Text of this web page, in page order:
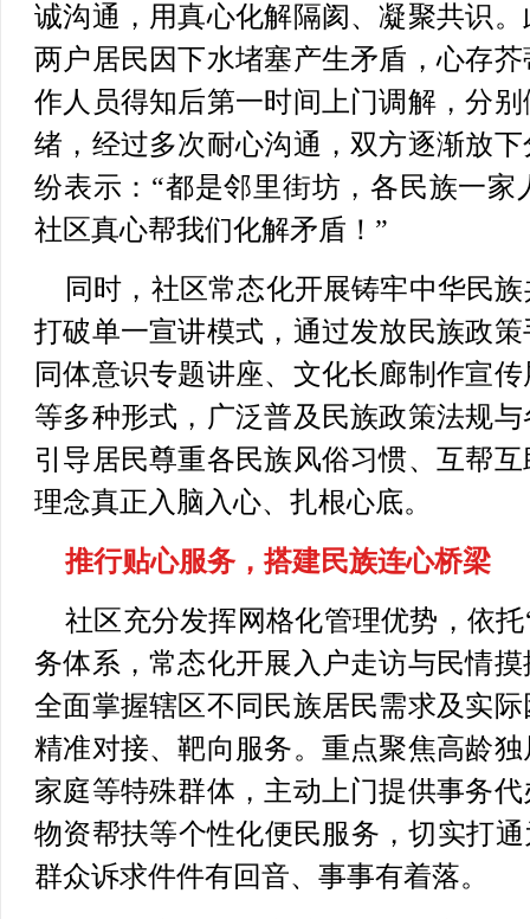
诚沟通，用真心化解隔阂、凝聚共识
两户居民因下水堵塞产生矛盾，心存
作人员得知后第一时间上门调解，分
绪，经过多次耐心沟通，双方逐渐放
纷表示：“都是邻里街坊，各民族一
社区真心帮我们化解矛盾！”
同时，社区常态化开展铸牢中华民
打破单一宣讲模式，通过发放民族政
同体意识专题讲座、文化长廊制作宣
等多种形式，广泛普及民族政策法规
引导居民尊重各民族风俗习惯、互帮
理念真正入脑入心、扎根心底。
推行贴心服务，搭建民族连心桥梁
社区充分发挥网格化管理优势，依
务体系，常态化开展入户走访与民情
全面掌握辖区不同民族居民需求及实
精准对接、靶向服务。重点聚焦高龄
家庭等特殊群体，主动上门提供事务
物资帮扶等个性化便民服务，切实打
群众诉求件件有回音、事事有着落。